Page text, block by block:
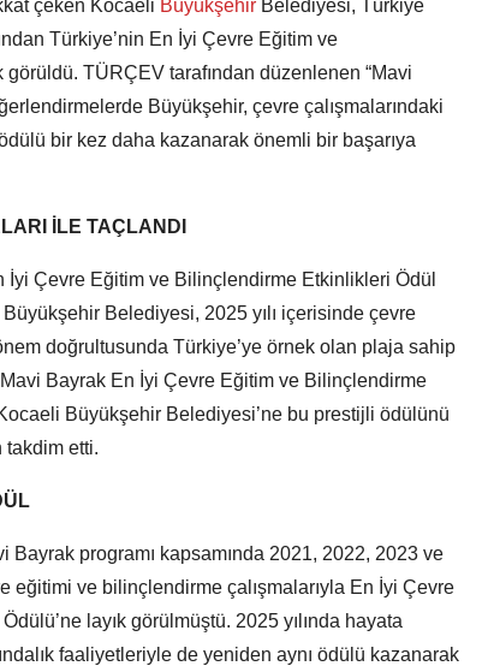
çeken Kocaeli Büyükşehir Belediyesi, Türkiye
Türkiye’nin En İyi Çevre Eğitim ve
görüldü. TÜRÇEV tarafından düzenlenen “Mavi
Büyükşehir, çevre çalışmalarındaki
bir kez daha kazanarak önemli bir başarıya
İLE TAÇLANDI
İyi Çevre Eğitim ve Bilinçlendirme Etkinlikleri Ödül
Büyükşehir Belediyesi, 2025 yılı içerisinde çevre
doğrultusunda Türkiye’ye örnek olan plaja sahip
Bayrak En İyi Çevre Eğitim ve Bilinçlendirme
Büyükşehir Belediyesi’ne bu prestijli ödülünü
takdim etti.
programı kapsamında 2021, 2022, 2023 ve
eğitimi ve bilinçlendirme çalışmalarıyla En İyi Çevre
layık görülmüştü. 2025 yılında hayata
faaliyetleriyle de yeniden aynı ödülü kazanarak